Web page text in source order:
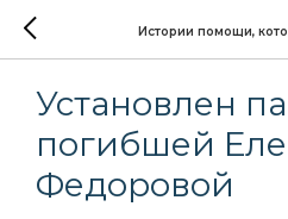
Истории помощи,
Установлен
погибшей
Федоровой